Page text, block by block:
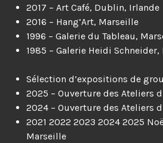
2017 – Art Café, Dublin, Irlande
2016 – Hang’Art, Marseille
1996 – Galerie du Tableau,
1985 – Galerie Heidi
Sélection d’expositions de
2025 – Ouverture des Ateliers
2024 – Ouverture des Ateliers
2021 2022 2023 2024 2025
Marseille